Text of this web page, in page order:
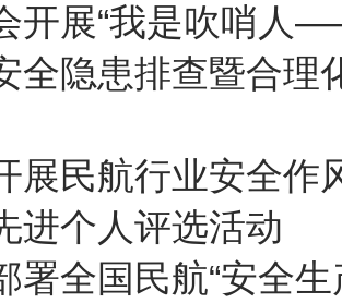
开展“我是吹哨人
全隐患排查暨合理
展民航行业安全作
进个人评选活动
署全国民航“安全生